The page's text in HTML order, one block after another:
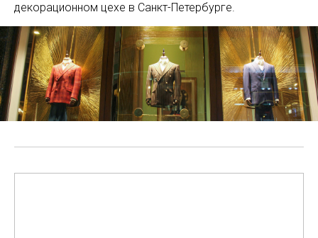
декорационном цехе в Санкт-Петербурге.